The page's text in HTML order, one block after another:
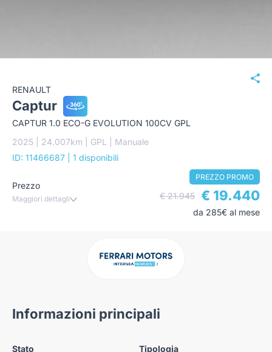
RENAULT
Captur
CAPTUR 1.0 ECO-G EVOLUTION 100CV GPL
2025 | 24.007km | GPL | Manuale
ID: 11466687
| 1 disponibili
Prezzo
Maggiori dettagli
PREZZO PROMO
€ 21.945 € 19.440
da 285€ al mese
Informazioni principali
Stato Tipologia